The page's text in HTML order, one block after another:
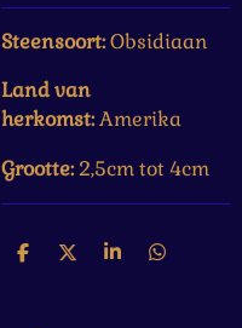
Steensoort:Obsidiaan
Land van
herkomst:Amerika
Grootte:2,5cm tot 4cm
D
D
S
D